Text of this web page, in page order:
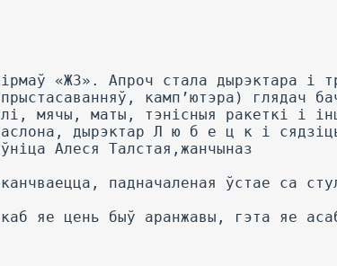
«ЖЗ». Апроч стала дырэктара і
камп’ютэра) глядач
мячы, маты, тэнісныя ракеткі і
дырэктар Л ю б е ц к і
Алеся Талстая,жанчыназ
падначаленая ўстае са
яе цень быў аранжавы, гэта яе